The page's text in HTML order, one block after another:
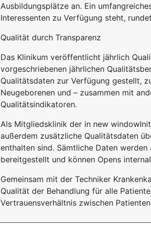
Ausbildungsplätze an. Ein
Interessenten zu Verfügung steht,
Qualität durch Transparenz
Das Klinikum veröffentlicht jährlich
vorgeschriebenen jährlichen
Qualitätsdaten zur Verfügung gestellt,
Neugeborenen und – zusammen mit
Qualitätsindikatoren.
Als Mitgliedsklinik der in new
außerdem zusätzliche Qualitätsdaten
enthalten sind. Sämtliche Daten
bereitgestellt und können Opens
Gemeinsam mit der Techniker
Qualität der Behandlung für alle
Vertrauensverhältnis zwischen